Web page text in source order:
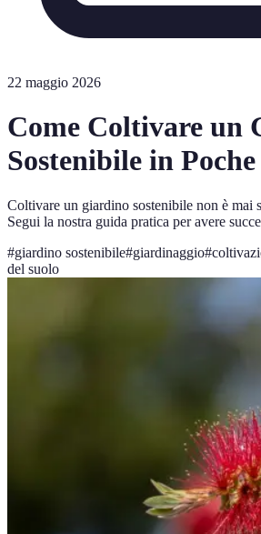
22 maggio 2026
Come Coltivare un
Sostenibile in Poche
Coltivare un giardino sostenibile non è mai
Segui la nostra guida pratica per avere
#giardino sostenibile#giardinaggio#
del suolo